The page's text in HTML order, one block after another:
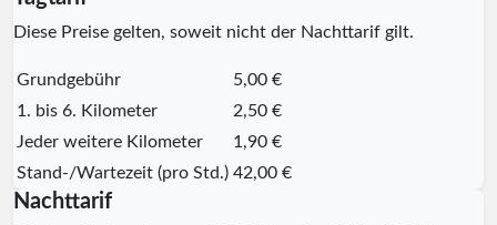
Diese Preise gelten, soweit nicht der Nachttarif gilt.
Grundgebühr
5,00 €
1. bis 6. Kilometer
2,50 €
Jeder weitere Kilometer
1,90 €
Stand-/Wartezeit (pro Std.) 42,00 €
Nachttarif